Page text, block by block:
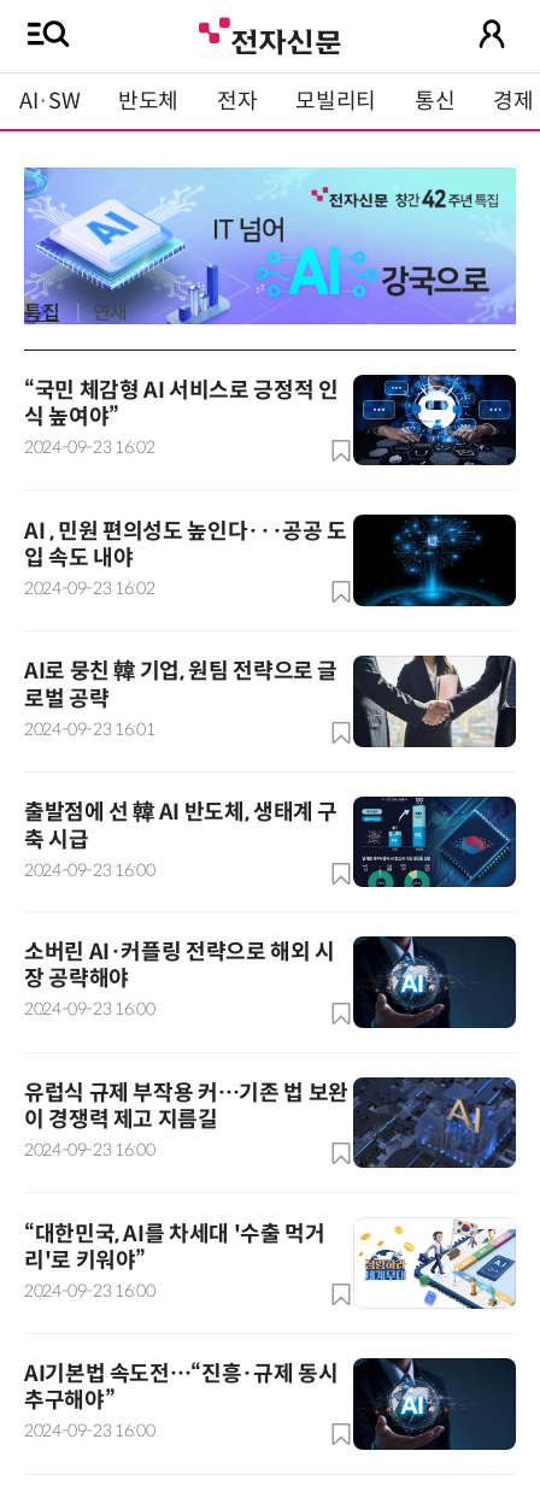
AI·SW 반도체 전자 모빌리티 통신 경제
특집 연재
“국민 체감형 AI 서비스로 긍정적 인
식 높여야”
2024-09-23 16:02
AI , 민원 편의성도 높인다···공공 도
입 속도 내야
2024-09-23 16:02
AI로 뭉친 韓 기업, 원팀 전략으로 글
로벌 공략
2024-09-23 16:01
출발점에 선 韓 AI 반도체, 생태계 구
축 시급
2024-09-23 16:00
소버린 AI·커플링 전략으로 해외 시
장 공략해야
2024-09-23 16:00
유럽식 규제 부작용 커…기존 법 보완
이 경쟁력 제고 지름길
2024-09-23 16:00
“대한민국, AI를 차세대 '수출 먹거
리'로 키워야”
2024-09-23 16:00
AI기본법 속도전…“진흥·규제 동시
추구해야”
2024-09-23 16:00